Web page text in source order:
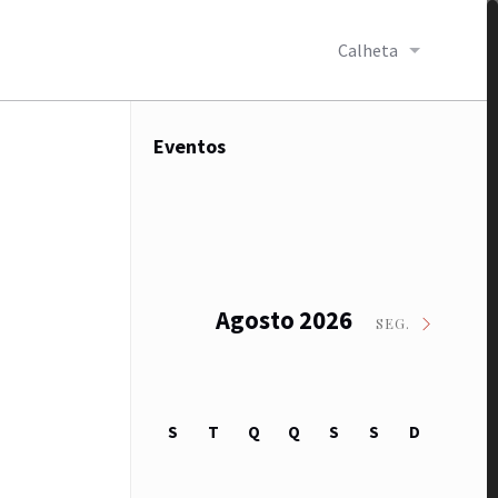
Calheta
Eventos
Agosto 2026 SEG.
S T Q Q S S D